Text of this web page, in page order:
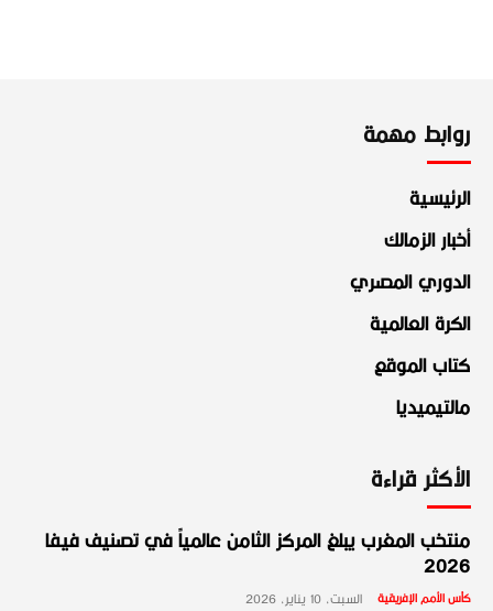
روابط مهمة
الرئيسية
أخبار الزمالك
الدوري المصري
الكرة العالمية
كتاب الموقع
مالتيميديا
الأكثر قراءة
منتخب المغرب يبلغ المركز الثامن عالمياً في تصنيف فيفا
2026
كأس الأمم الإفريقية السبت، 10 يناير، 2026